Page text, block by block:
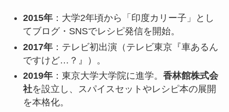
2015年：大学2年頃から「印度カリー子」とし
てブログ・SNSでレシピ発信を開始。
2017年：テレビ初出演（テレビ東京『車あるん
ですけど…？』）。
2019年：東京大学大学院に進学。 香林館株式会
社を設立し、スパイスセットやレシピ本の展開
を本格化。